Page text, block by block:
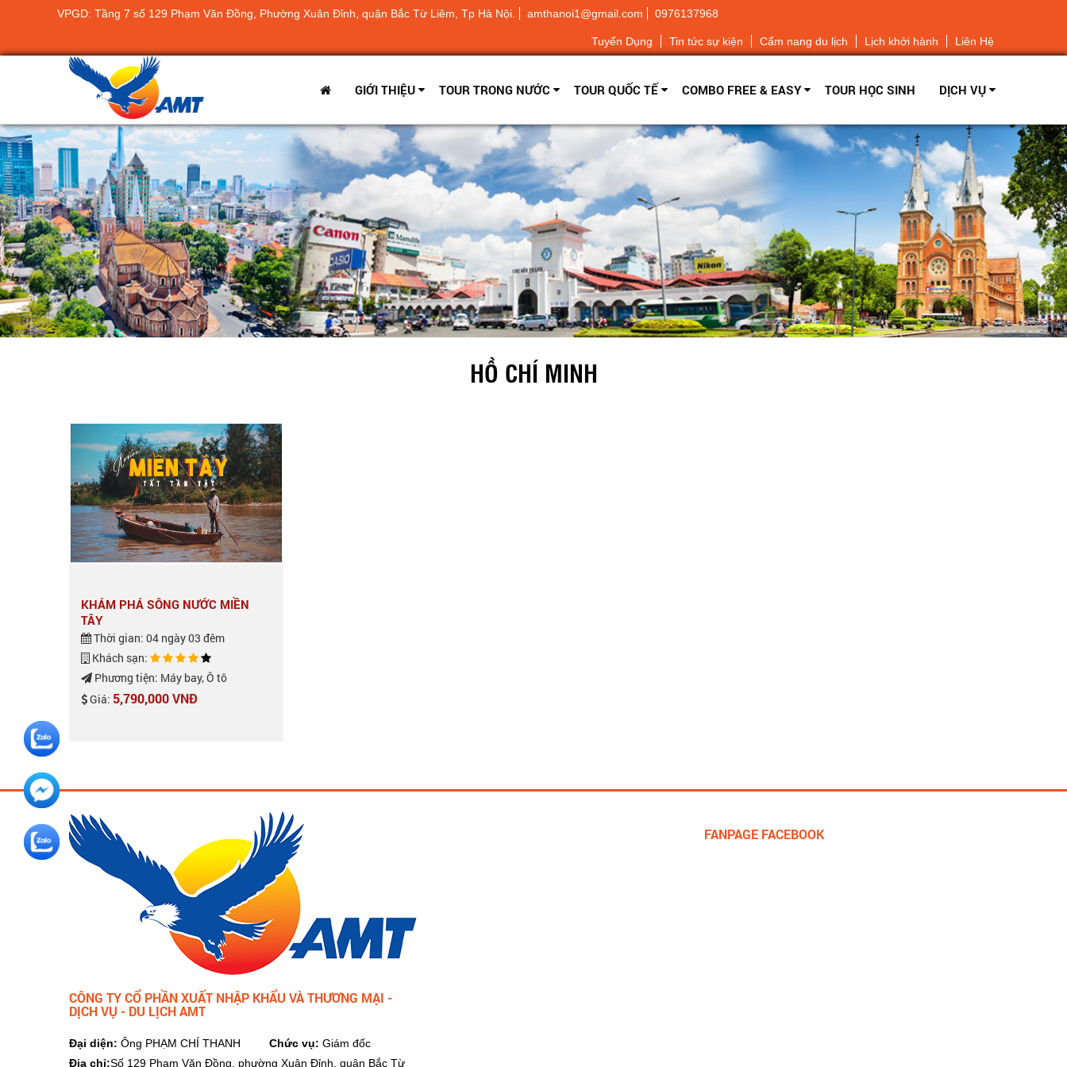
VPGD: Tầng 7 số 129 Phạm Văn Đồng, Phường Xuân Đỉnh, quận Bắc Từ Liêm, Tp Hà Nội. amthanoi1@gmail.com 0976137968
Tuyển Dụng Tin tức sự kiện Cẩm nang du lịch Lịch khởi hành Liên Hệ
GIỚI THIỆU TOUR TRONG NƯỚC TOUR QUỐC TẾ COMBO FREE & EASY TOUR HỌC SINH DỊCH VỤ
HỒ CHÍ MINH
KHÁM PHÁ SÔNG NƯỚC MIỀN
TÂY
Thời gian: 04 ngày 03 đêm
Khách sạn:
Phương tiện: Máy bay, Ô tô
Giá: 5,790,000 VNĐ
CÔNG TY CỔ PHẦN XUẤT NHẬP KHẨU VÀ THƯƠNG MẠI -
DỊCH VỤ - DU LỊCH AMT
Đại diện: Ông PHẠM CHÍ THANH Chức vụ: Giám đốc
Địa chỉ:Số 129 Phạm Văn Đồng, phường Xuân Đỉnh, quận Bắc Từ
FANPAGE FACEBOOK